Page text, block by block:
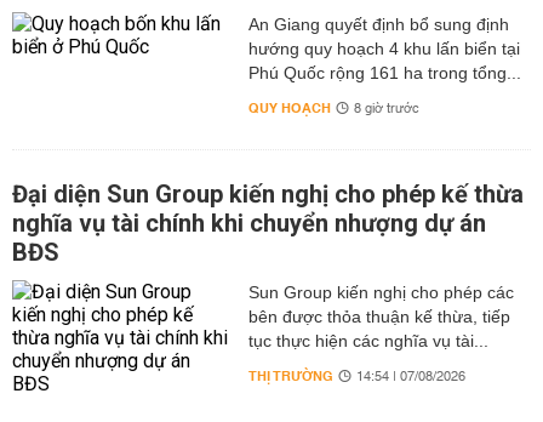
An Giang quyết định bổ sung định
hướng quy hoạch 4 khu lấn biển tại
Phú Quốc rộng 161 ha trong tổng...
QUY HOẠCH 8 giờ trước
Đại diện Sun Group kiến nghị cho phép kế thừa
nghĩa vụ tài chính khi chuyển nhượng dự án
BĐS
Sun Group kiến nghị cho phép các
bên được thỏa thuận kế thừa, tiếp
tục thực hiện các nghĩa vụ tài...
THỊ TRƯỜNG 14:54 | 07/08/2026